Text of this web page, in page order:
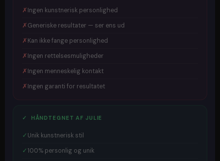
✗Ingen kunstnerisk personlighed
✗Generiske resultater — ser ens ud
✗Kan ikke fange personlighed
✗Ingen rettelsesmuligheder
✗Ingen menneskelig kontakt
✗Ingen garanti for resultatet
✓ HÅNDTEGNET AF JULIE
✓ Unik kunstnerisk stil
✓100% personlig og unik